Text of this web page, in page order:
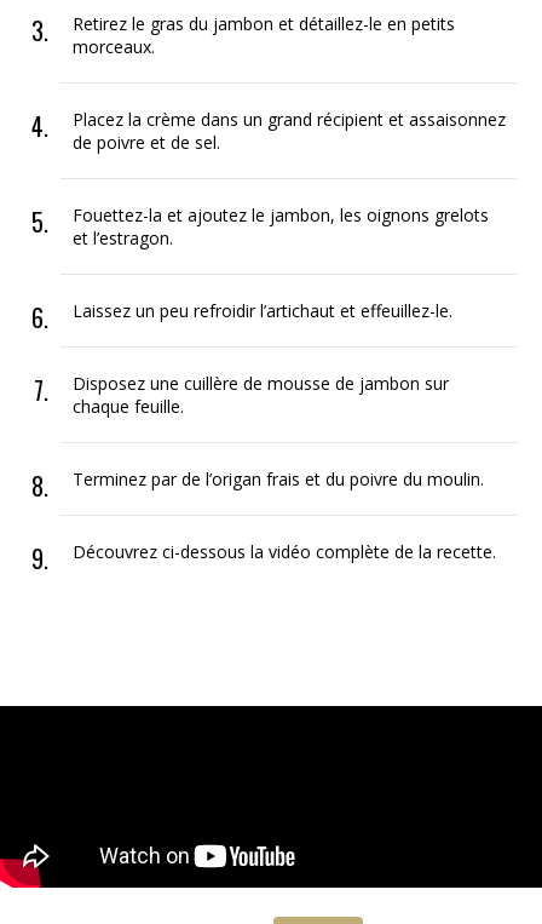
Retirez le gras du jambon et détaillez-le en petits
morceaux.
Placez la crème dans un grand récipient et assaisonnez
de poivre et de sel.
Fouettez-la et ajoutez le jambon, les oignons grelots
et l’estragon.
Laissez un peu refroidir l’artichaut et effeuillez-le.
Disposez une cuillère de mousse de jambon sur
chaque feuille.
Terminez par de l’origan frais et du poivre du moulin.
Découvrez ci-dessous la vidéo complète de la recette.